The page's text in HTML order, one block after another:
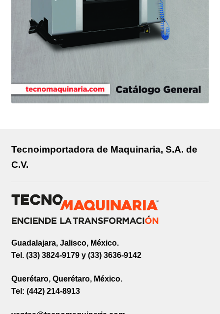
Tecnoimportadora de Maquinaria, S.A. de
C.V.
Guadalajara, Jalisco, México.
Tel. (33) 3824-9179 y (33) 3636-9142
Querétaro, Querétaro, México.
Tel: (442) 214-8913